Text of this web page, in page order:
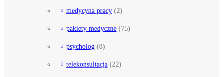
medycyna pracy (2)
pakiety medyczne (75)
psycholog (8)
telekonsultacja (22)